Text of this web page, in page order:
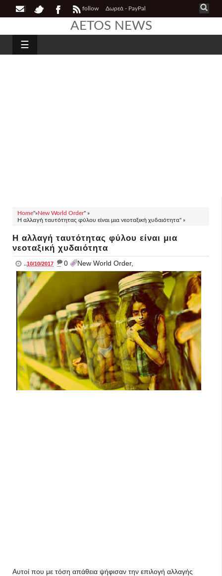
follow Δωρεά - PayPal
AETOS NEWS
☰
Home"»New World Order" »
Η αλλαγή ταυτότητας φύλου είναι μια νεοταξική χυδαιότητα" »
Η αλλαγή ταυτότητας φύλου είναι μια
νεοταξική χυδαιότητα
..10/10/2017 _ 0 New World Order,
Aυτοί που με τόση απάθεια ψήφισαν την επιλογή αλλαγής